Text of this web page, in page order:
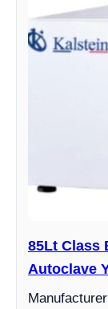
85Lt Class
Autoclave